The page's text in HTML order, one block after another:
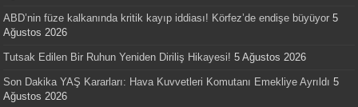
ABD’nin füze kalkanında kritik kayıp iddiası! Körfez’de endişe büyüyor 5
Ağustos 2026
Tutsak Edilen Bir Ruhun Yeniden Diriliş Hikayesi! 5 Ağustos 2026
Son Dakika YAŞ Kararları: Hava Kuvvetleri Komutanı Emekliye Ayrıldı 5
Ağustos 2026